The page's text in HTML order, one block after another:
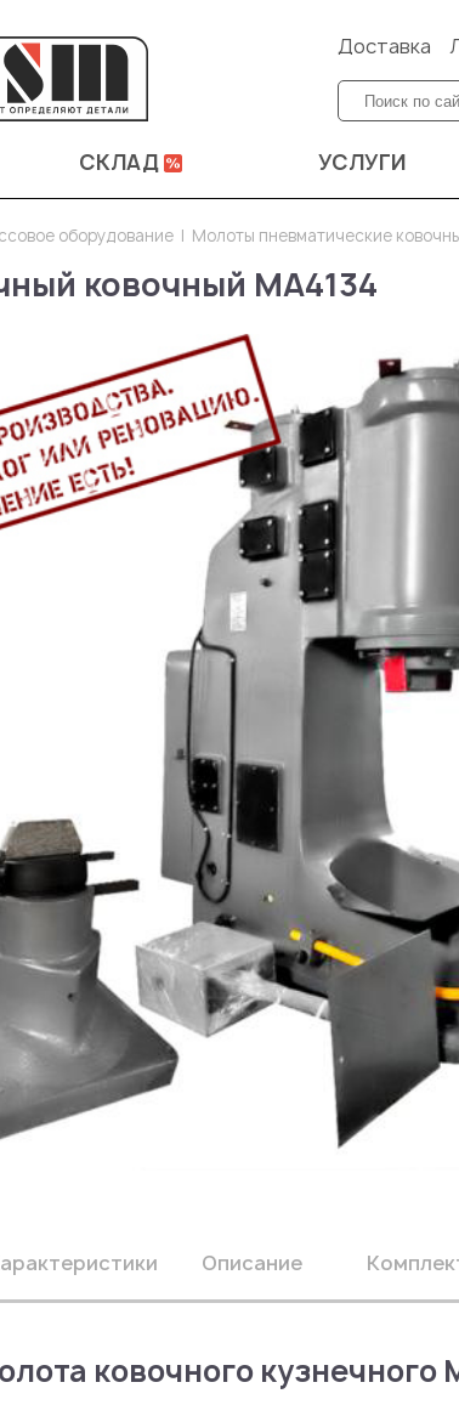
Доставка
СКЛАД УСЛУГИ
оборудование Молоты пневматические
ковочный МА4134
Описание
ковочного кузнечного